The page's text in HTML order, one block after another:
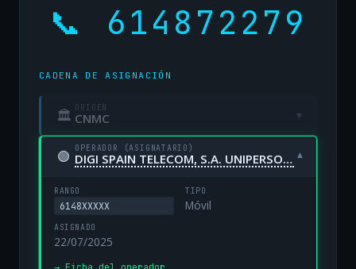
📞 614872279
CADENA DE ASIGNACIÓN
🏛 ORIGEN
CNMC ▾
🟢 OPERADOR (ASIGNATARIO)
DIGI SPAIN TELECOM, S.A. UNIPERSONAL ▾
RANGO
6148XXXXX
TIPO
Móvil
ASIGNADO
22/07/2025